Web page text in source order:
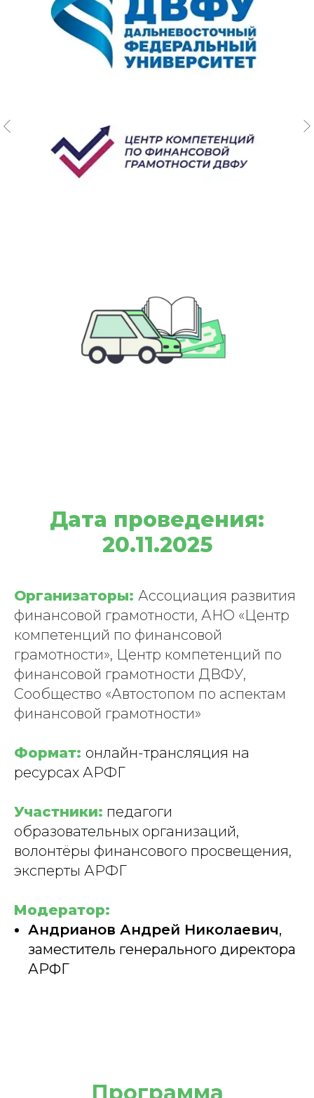
Дата проведения:
20.11.2025
Организаторы: Ассоциация развития
финансовой грамотности, АНО «Центр
компетенций по финансовой
грамотности», Центр компетенций по
финансовой грамотности ДВФУ,
Сообщество «Автостопом по аспектам
финансовой грамотности»
Формат: онлайн-трансляция на
ресурсах АРФГ
Участники: педагоги
образовательных организаций,
волонтёры финансового просвещения,
эксперты АРФГ
Модератор:
Андрианов Андрей Николаевич,
заместитель генерального директора
АРФГ
Программа